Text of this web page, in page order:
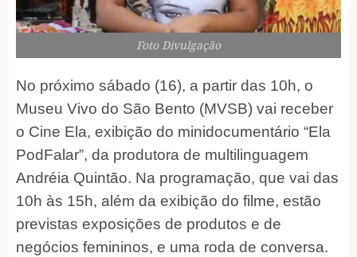
Foto Divulgação
No próximo sábado (16), a partir das 10h, o
Museu Vivo do São Bento (MVSB) vai receber
o Cine Ela, exibição do minidocumentário “Ela
PodFalar”, da produtora de multilinguagem
Andréia Quintão. Na programação, que vai das
10h às 15h, além da exibição do filme, estão
previstas exposições de produtos e de
negócios femininos, e uma roda de conversa.